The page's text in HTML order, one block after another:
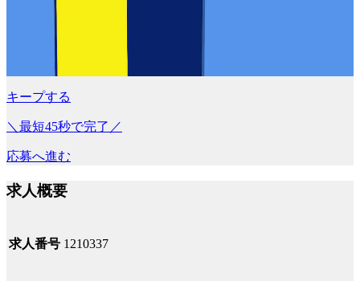
キープする
＼最短45秒で完了／
応募へ進む
求人概要
求人番号 1210337